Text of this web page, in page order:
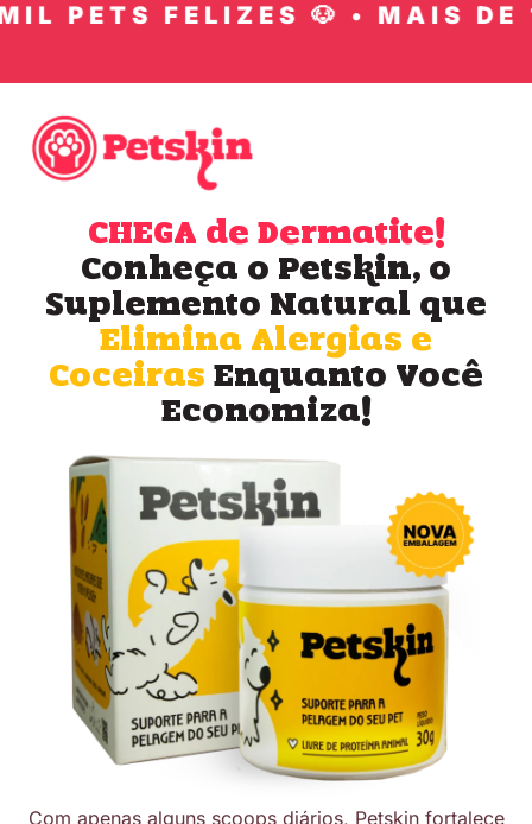
PETS FELIZES 🐶 • MAIS DE
CHEGA de Dermatite!
Conheça o Petskin, o
Suplemento Natural que
Elimina Alergias e
CoceirasEnquanto Você
Economiza!
Com apenas alguns scoops diários, Petskin fortalece